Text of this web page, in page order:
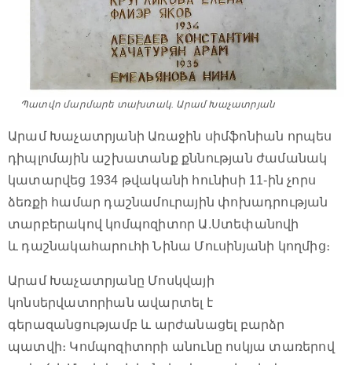
Պատվո մարմարե տախտակ. Արամ Խաչատրյան
Արամ Խաչատրյանի Առաջին սիմֆոնիան որպես
դիպլոմային աշխատանք քննության ժամանակ
կատարվեց 1934 թվականի հունիսի 11-ին չորս
ձեռքի համար դաշնամուրային փոխադրության
տարբերակով կոմպոզիտոր Ա.Ստեփանովի
և դաշնակահարուհի Նինա Մուսինյանի կողմից։
Արամ Խաչատրյանը Մոսկվայի
կոնսերվատորիան ավարտել է
գերազանցությամբ և արժանացել բարձր
պատվի։ Կոմպոզիտորի անունը ոսկյա տառերով